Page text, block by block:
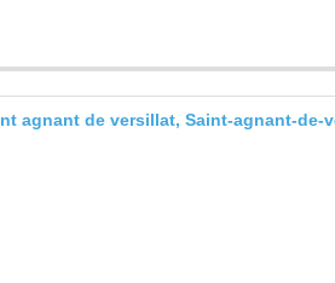
agnant de versillat, Saint-agnant-de-